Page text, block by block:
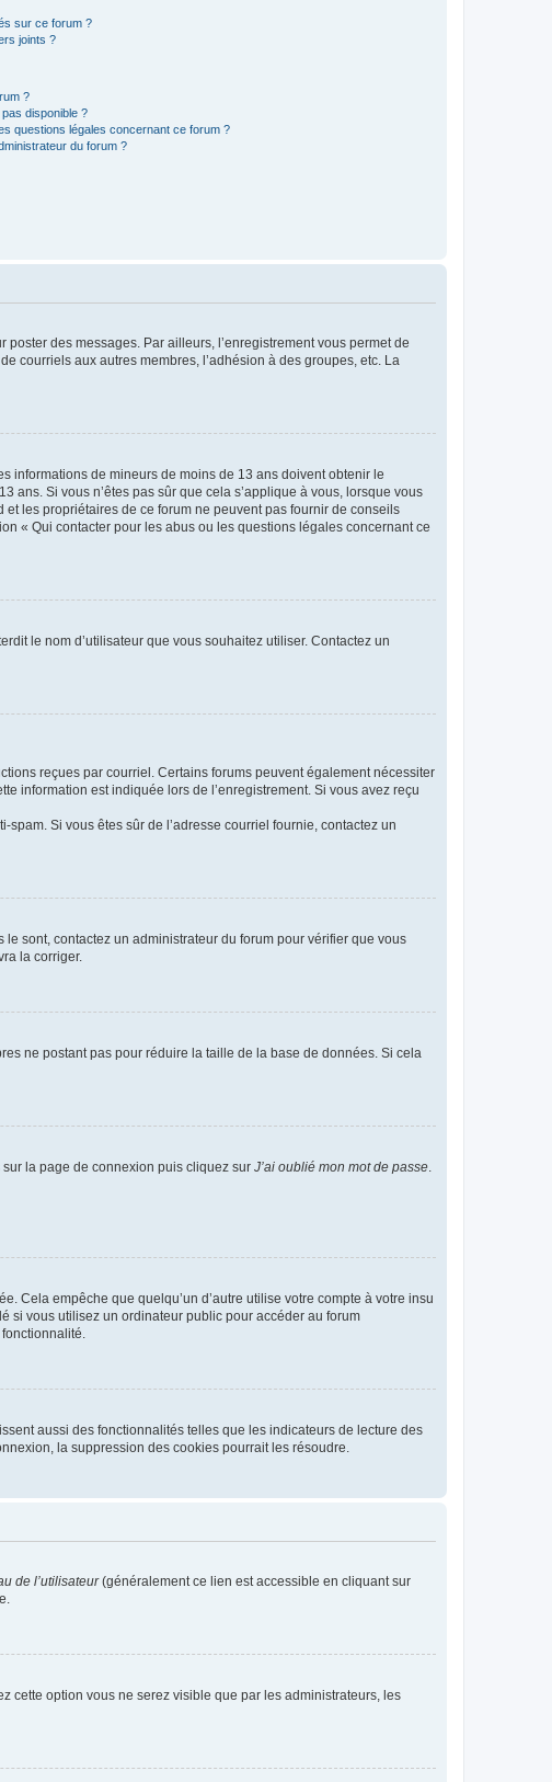
sur ce forum ?
joints ?
?
pas disponible ?
questions légales concernant ce forum ?
du forum ?
des messages. Par ailleurs, l’enregistrement vous permet de
courriels aux autres membres, l’adhésion à des groupes, etc. La
informations de mineurs de moins de 13 ans doivent obtenir le
ans. Si vous n’êtes pas sûr que cela s’applique à vous, lorsque vous
les propriétaires de ce forum ne peuvent pas fournir de conseils
« Qui contacter pour les abus ou les questions légales concernant ce
le nom d’utilisateur que vous souhaitez utiliser. Contactez un
reçues par courriel. Certains forums peuvent également nécessiter
information est indiquée lors de l’enregistrement. Si vous avez reçu
Si vous êtes sûr de l’adresse courriel fournie, contactez un
sont, contactez un administrateur du forum pour vérifier que vous
la corriger.
ne postant pas pour réduire la taille de la base de données. Si cela
la page de connexion puis cliquez sur J’ai oublié mon mot de passe
Cela empêche que quelqu’un d’autre utilise votre compte à votre insu
si vous utilisez un ordinateur public pour accéder au forum
aussi des fonctionnalités telles que les indicateurs de lecture des
la suppression des cookies pourrait les résoudre.
de l’utilisateur(généralement ce lien est accessible en cliquant sur
cette option vous ne serez visible que par les administrateurs, les